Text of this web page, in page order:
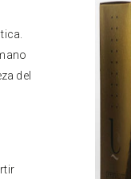
del